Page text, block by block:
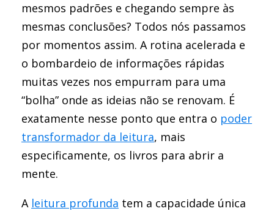
mesmos padrões e chegando sempre às
mesmas conclusões? Todos nós passamos
por momentos assim. A rotina acelerada e
o bombardeio de informações rápidas
muitas vezes nos empurram para uma
“bolha” onde as ideias não se renovam. É
exatamente nesse ponto que entra o poder
transformador da leitura, mais
especificamente, os livros para abrir a
mente.
A leitura profunda tem a capacidade única